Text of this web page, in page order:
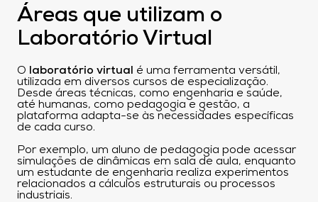
Áreas que utilizam o
Laboratório Virtual
O laboratório virtual
é uma ferramenta versátil,
utilizada em diversos cursos de especialização.
Desde áreas técnicas, como engenharia e saúde,
até humanas, como pedagogia e gestão, a
plataforma adapta-se às necessidades específicas
de cada curso.
Por exemplo, um aluno de pedagogia pode acessar
simulações de dinâmicas em sala de aula, enquanto
um estudante de engenharia realiza experimentos
relacionados a cálculos estruturais ou processos
industriais.